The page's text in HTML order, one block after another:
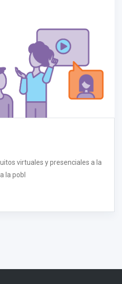
virtuales y presenciales a la
la pobl